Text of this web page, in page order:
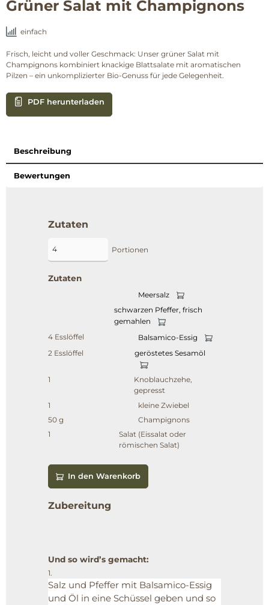
Grüner Salat mit Champignons
einfach
Frisch, leicht und voller Geschmack: Unser grüner Salat mit
Champignons kombiniert knackige Blattsalate mit aromatischen
Pilzen – ein unkomplizierter Bio-Genuss für jede Gelegenheit.
PDF herunterladen
Beschreibung
Bewertungen
Zutaten
Portionen
Zutaten
Meersalz
schwarzen Pfeffer, frisch
gemahlen
4 Esslöffel
Balsamico-Essig
2 Esslöffel
geröstetes Sesamöl
1
Knoblauchzehe,
gepresst
1
kleine Zwiebel
50 g
Champignons
1
Salat (Eissalat oder
römischen Salat)
In den Warenkorb
Zubereitung
Und so wird’s gemacht:
1.
Salz und Pfeffer mit Balsamico-Essig
und Öl in eine Schüssel geben und so